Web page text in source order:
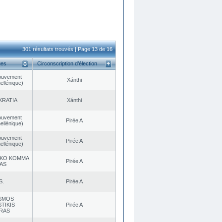
301 résultats trouvés | Page 13 de 16
Circonscription d’élection
Xánthi
Xánthi
Pirée A
Pirée A
KOMMA
Pirée A
Pirée A
Pirée A